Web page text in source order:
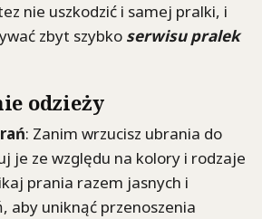
nie uszkodzić i samej pralki, i
zbyt szybko serwisu pralek
odzieży
: Zanim wrzucisz ubrania do
je ze względu na kolory i rodzaje
prania razem jasnych i
aby uniknąć przenoszenia